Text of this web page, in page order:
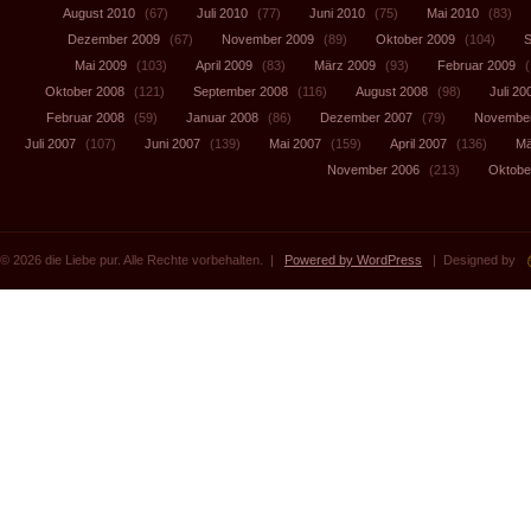
August 2010
(67) Juli 2010 (77) Juni 2010 (75) Mai 2010
(83)
Dezember 2009
(67) November 2009 (89) Oktober 2009 (104)
Mai 2009
(103) April 2009 (83) März 2009 (93) Februar 2009
Oktober 2008
(121) September 2008 (116) August 2008 (98)
Juli
Februar 2008
(59) Januar 2008 (86) Dezember 2007 (79)
Juli 2007
(107) Juni 2007 (139) Mai 2007 (159) April 2007 (136)
November 2006
(213)
© 2026 die Liebe pur. Alle Rechte vorbehalten. | Powered by WordPress | Designed by